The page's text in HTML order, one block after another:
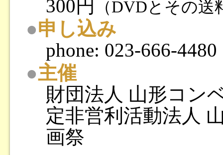
300円
（DVDとその送
●申し込み
phone: 023-666-4480
●主催
財団法人 山形コン
定非営利活動法人
画祭